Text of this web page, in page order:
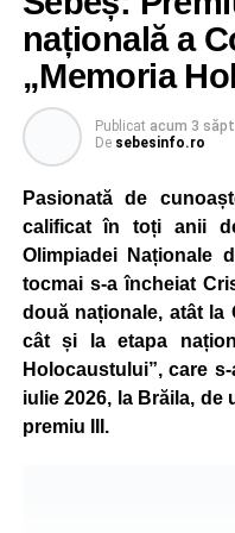
de vară, cei mici
și cu normele pe care
pietoni responsabili.
Unul dintre cele mai
„Vara Descoperirilor –
participat la exerciții
descopere calitățile,
contact cu principalele
pe care și-ar putea dori
Programul a inclus și
cadrul cărora
artistice, precum și
sportive, care au
echipă.
națională a
„Memoria
Publicat acum 3
De sebesinfo.ro
Pasionată de
calificat în toți anii
Olimpiadei Naționale
tocmai s-a încheiat
două naționale, atât la
cât și la etapa
Holocaustului”, care
iulie 2026, la Brăila,
premiu III.